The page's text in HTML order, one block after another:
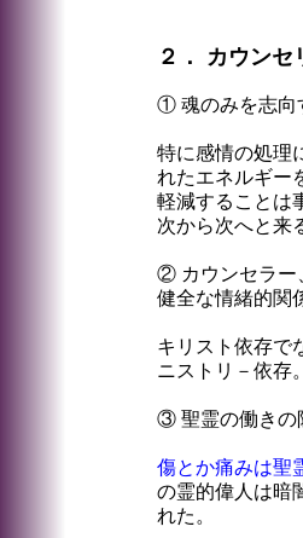
２． カウンセ
① 魂のみを志向
特に感情の処理
れたエネルギー
軽減することは
次から次へと来
② カウンセラー
健全な情緒的関
キリスト依存で
ニストリ－依存。
③ 聖霊の働きの
傷とか痛みは聖
の霊的偉人は暗
れた。